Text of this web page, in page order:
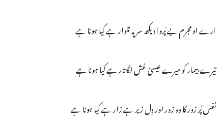
ارے او مجرم بے پَروا دیکھ سر پہ تلوار ہے کیا ہونا ہے
تیرے بیمار کو میرے عیسیٰ غش لگاتار ہے کیا ہونا ہے
نفس پُر زور کا وہ زور اور دِل زیر ہے زار ہے کیا ہونا ہے